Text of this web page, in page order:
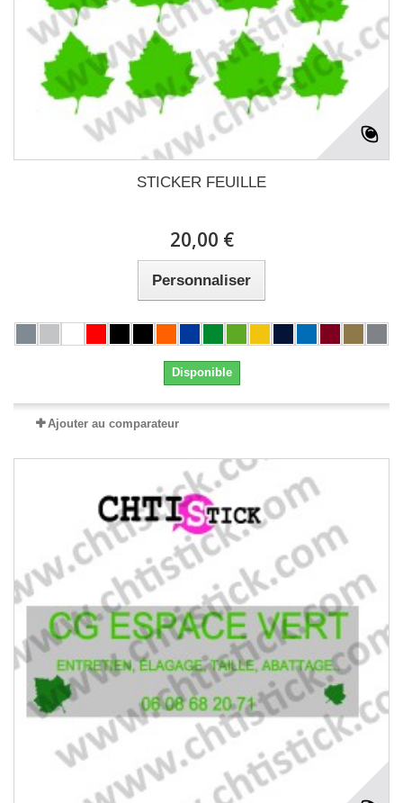
STICKER FEUILLE
20,00 €
Personnaliser
Disponible
Ajouter au comparateur